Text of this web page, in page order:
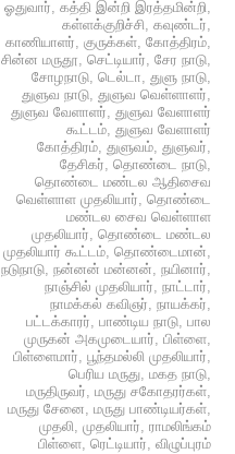
ஓதுவார், கத்தி இன்றி இரத்தமின்றி,
கள்ளக்குறிச்சி, கவுண்டர்,
காணியாளர், குருக்கள், கோத்திரம்,
சின்ன மருதூ, செட்டியார், சேர நாடு,
சோழநாடு, டெல்டா, துளு நாடு,
துளுவ நாடு, துளுவ வெள்ளாளர்,
துளுவ வேளாளர், துளுவ வேளாளர்
கூட்டம், துளுவ வேளாளர்
கோத்திரம், துளுவம், துளுவர்,
தேசிகர், தொண்டை நாடு,
தொண்டை மண்டல ஆதிசைவ
வெள்ளாள முதலியார், தொண்டை
மண்டல சைவ வெள்ளாள
முதலியார், தொண்டை மண்டல
முதலியார் கூட்டம், தொண்டைமான்,
நடுநாடு, நன்னன் மன்னன், நயினார்,
நாஞ்சில் முதலியார், நாட்டார்,
நாமக்கல் கவிஞர், நாயக்கர்,
பட்டக்காரர், பாண்டிய நாடு, பால
முருகன் அகமுடையார், பிள்ளை,
பிள்ளைமார், பூந்தமல்லி முதலியார்,
பெரிய மருது, மகத நாடு,
மருதிருவர், மருது சகோதரர்கள்,
மருது சேனை, மருது பாண்டியர்கள்,
முதலி, முதலியார், ராமலிங்கம்
பிள்ளை, ரெட்டியார், விழுப்புரம்